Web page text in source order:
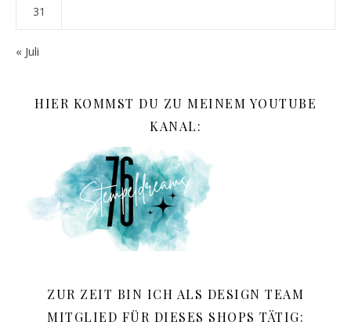
31
« Juli
HIER KOMMST DU ZU MEINEM YOUTUBE
KANAL:
ZUR ZEIT BIN ICH ALS DESIGN TEAM
MITGLIED FÜR DIESES SHOPS TÄTIG: